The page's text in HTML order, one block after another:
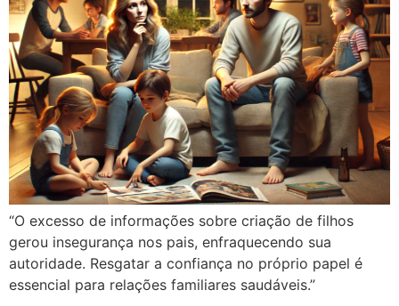
“O excesso de informações sobre criação de filhos
gerou insegurança nos pais, enfraquecendo sua
autoridade. Resgatar a confiança no próprio papel é
essencial para relações familiares saudáveis.”